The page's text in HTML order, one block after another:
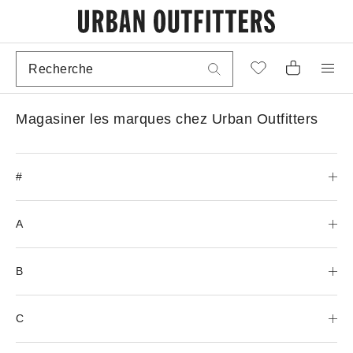
Magasiner les marques chez Urban Outfitters
#
A
B
C